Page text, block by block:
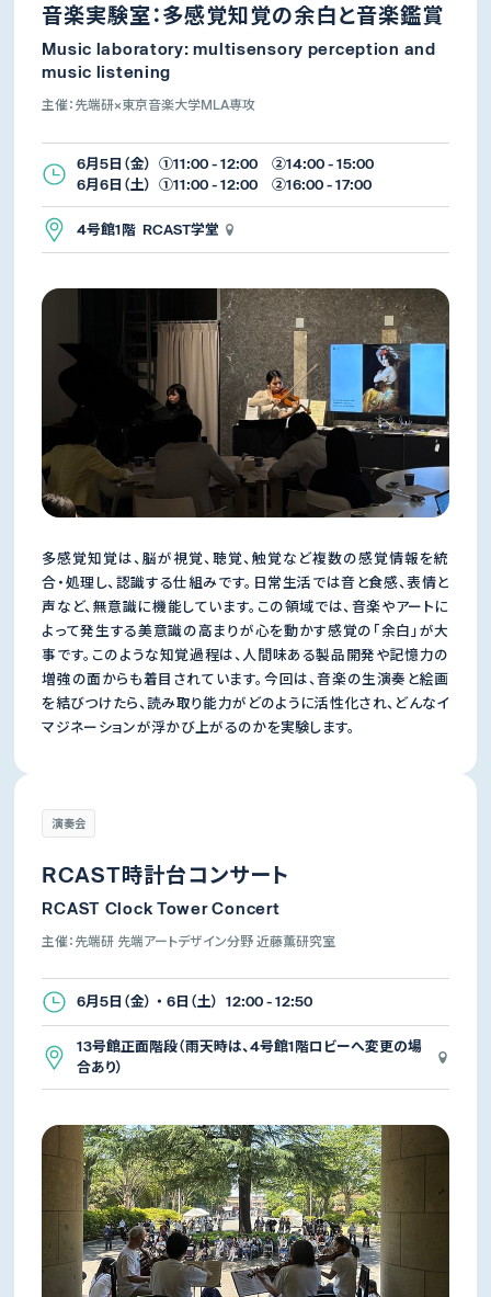
音楽実験室：多感覚知覚の余白と音楽鑑賞
Music laboratory: multisensory perception and
music listening
主催：先端研×東京音楽大学MLA専攻
6月5日（金） ①11:00 - 12:00 ②14:00 - 15:00
6月6日（土） ①11:00 - 12:00 ②16:00 - 17:00
4号館1階 RCAST学堂
多感覚知覚は、脳が視覚、聴覚、触覚など複数の感覚情報を統
合・処理し、認識する仕組みです。日常生活では音と食感、表情と
声など、無意識に機能しています。この領域では、音楽やアートに
よって発生する美意識の高まりが心を動かす感覚の「余白」が大
事です。このような知覚過程は、人間味ある製品開発や記憶力の
増強の面からも着目されています。今回は、音楽の生演奏と絵画
を結びつけたら、読み取り能力がどのように活性化され、どんなイ
マジネーションが浮かび上がるのかを実験します。
演奏会
RCAST時計台コンサート
RCAST Clock Tower Concert
主催：先端研 先端アートデザイン分野 近藤薫研究室
6月5日（金） ・ 6日（土） 12:00 - 12:50
13号館正面階段（雨天時は、4号館1階ロビーへ変更の場
合あり）